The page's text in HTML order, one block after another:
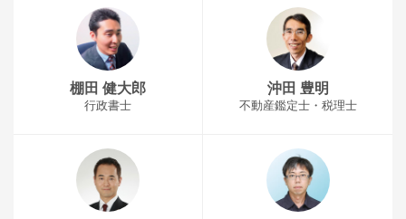
棚田 健大郎
行政書士
沖田 豊明
不動産鑑定士・税理士